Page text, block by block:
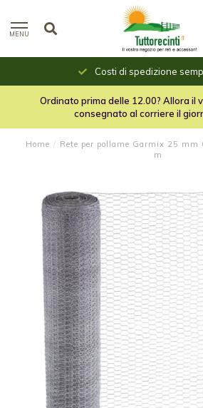
MENU
Costi di spedizione
Ordinato prima delle 12.00? Allora il
consegnato al corriere il
Home / Rete per pollame Garmix 25
m